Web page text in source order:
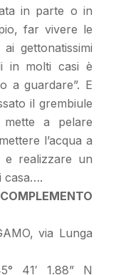
in parte o in
far vivere le
gettonatissimi
in molti casi è
a guardare”. E
il grembiule
a pelare
l’acqua a
e realizzare un
casa….
via Lunga
41′ 1.88” N